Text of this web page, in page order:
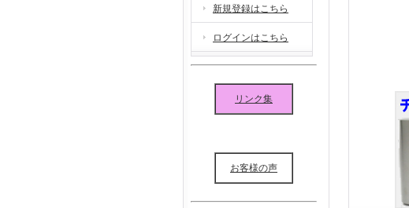
新規登録はこちら
ログインはこちら
リンク集
お客様の声